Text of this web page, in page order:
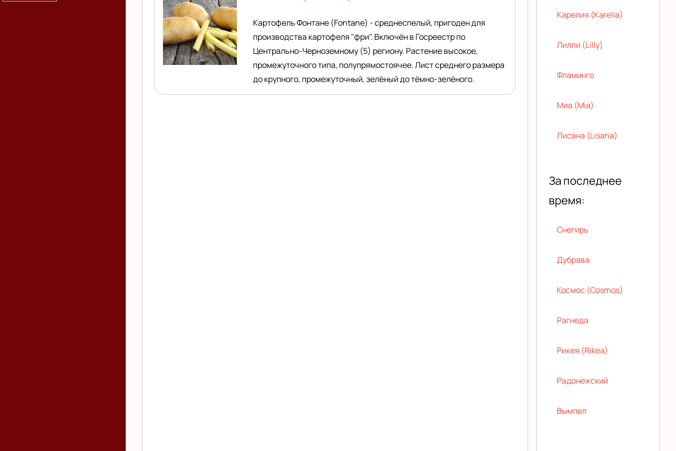
Картофель Фонтане (Fontane) - среднеспелый, пригоден для
производства картофеля "фри". Включён в Госреестр по
Центрально-Черноземному (5) региону. Растение высокое,
промежуточного типа, полупрямостоячее. Лист среднего размера
до крупного, промежуточный, зелёный до тёмно-зелёного.
Карелия (Karelia)
Лилли (Lilly)
Фламинго
Миа (Mia)
Лисана (Lisana)
За последнее
время:
Снегирь
Дубрава
Космос (Cosmos)
Рагнеда
Рикея (Rikea)
Радонежский
Вымпел